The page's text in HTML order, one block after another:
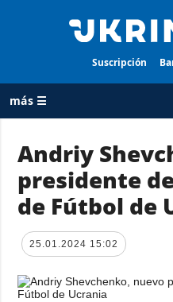
Suscripción
más ☰
TODAS LAS
CATEGORÍAS
Guerra
Reconstrucción
Política
Andriy
presidente
de Fútbol de
25.01.2024 15:02